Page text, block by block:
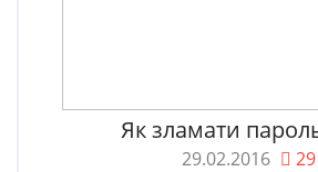
Як зламати
29.02.2016 29